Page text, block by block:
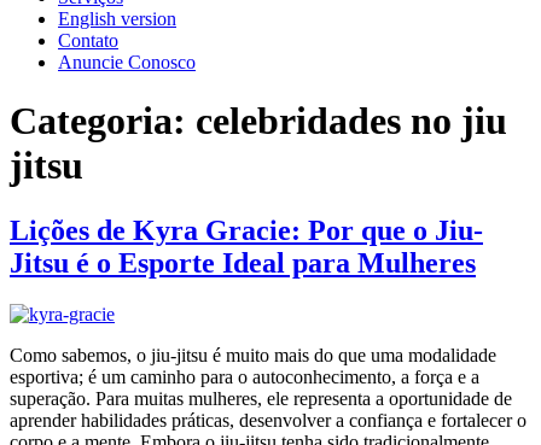
English version
Contato
Anuncie Conosco
Categoria: celebridades no jiu
jitsu
Lições de Kyra Gracie: Por que o Jiu-
Jitsu é o Esporte Ideal para Mulheres
Como sabemos, o jiu-jitsu é muito mais do que uma modalidade
esportiva; é um caminho para o autoconhecimento, a força e a
superação. Para muitas mulheres, ele representa a oportunidade de
aprender habilidades práticas, desenvolver a confiança e fortalecer o